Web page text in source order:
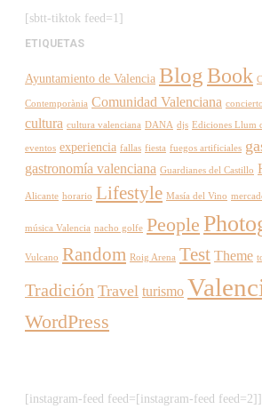
[sbtt-tiktok feed=1]
ETIQUETAS
Ayuntamiento de Valencia BlogBook
Contemporània Comunidad Valenciana
cultura cultura valenciana DANA djs Ediciones Llum
eventos experiencia fallas fiesta fuegos artificiales
gastronomía valenciana Guardianes del Castillo
Alicante horario Lifestyle Masía del Vino
música Valencia nacho golfe People
Vulcano Random Roig Arena Test Theme
Tradición Travel turismo
WordPress
[instagram-feed feed=[instagram-feed feed=2]]